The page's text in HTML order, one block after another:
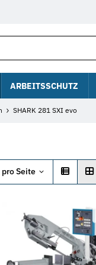
ARBEITSSCHUTZ
SHARK 281 SXI evo
Seite